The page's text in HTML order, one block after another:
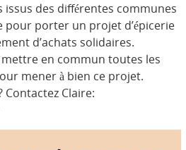
issus des différentes communes
pour porter un projet d’épicerie
d’achats solidaires.
mettre en commun toutes les
mener à bien ce projet.
Contactez Claire: